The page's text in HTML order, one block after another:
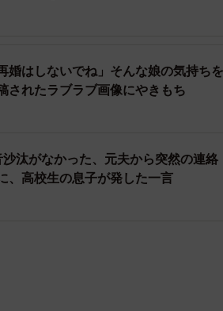
払いなどもあり、経済的にも余裕が
とのことでした。不倫や離婚、そし
対して不満を漏らすBさんに対し、
婚はしないでね」そんな娘の気持ち
れたラブラブ画像にやきもち
沙汰がなかった、元夫から突然の連絡
、高校生の息子が発した一言